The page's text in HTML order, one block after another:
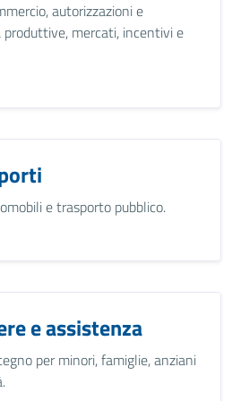
autorizzazioni e
mercati, incentivi e
e trasporto pubblico.
e assistenza
per minori, famiglie, anziani